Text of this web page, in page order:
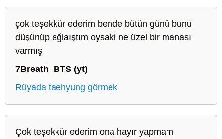
çok teşekkür ederim bende bütün günü bunu
düşünüp ağlaıştım oysaki ne üzel bir manası
varmış
7Breath_BTS (yt)
Rüyada taehyung görmek
Çok teşekkür ederim ona hayır yapmam